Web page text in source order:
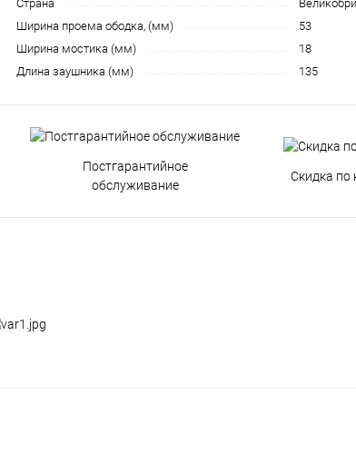
Страна
Ширина проема ободка, (мм)
53
Ширина мостика (мм)
18
Длина заушника (мм)
135
Постгарантийное
обслуживание
Скидка по